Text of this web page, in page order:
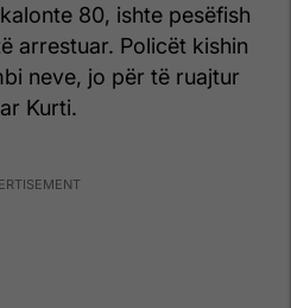
80, ishte pesëfish
arrestuar. Policët kishin
neve, jo për të ruajtur
Kurti.